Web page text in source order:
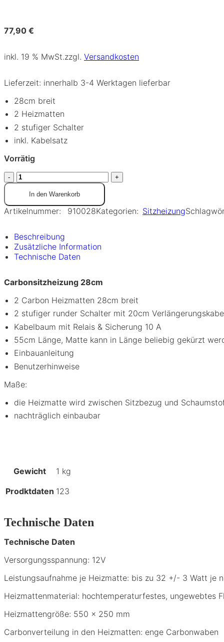
77,90 €
inkl. 19 % MwSt.zzgl. Versandkosten
Lieferzeit: innerhalb 3-4 Werktagen lieferbar
28cm breit
2 Heizmatten
2 stufiger Schalter
inkl. Kabelsatz
Vorrätig
In den Warenkorb
Artikelnummer: 910028Kategorien: Sitzheizung
Beschreibung
Zusätzliche Information
Technische Daten
Carbonsitzheizung 28cm
2 Carbon Heizmatten 28cm breit
2 stufiger runder Schalter mit 20cm
Kabelbaum mit Relais & Sicherung 10 A
55cm Länge, Matte kann in Länge beliebig gekürzt
Einbauanleitung
Benutzerhinweise
Maße:
die Heizmatte wird zwischen Sitzbezug und
nachträglich einbaubar
Gewicht
1 kg
Prodktdaten 123
Technische Daten
Technische Daten
Versorgungsspannung: 12V
Leistungsaufnahme je Heizmatte: bis zu 32 +/- 3 Watt je
Heizmattenmaterial: hochtemperaturfestes, ungewebtes
Heizmattengröße: 550 x 250 mm
Carbonverteilung in den Heizmatten: enge Carbonwaben